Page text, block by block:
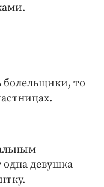
болельщики, то
одна девушка